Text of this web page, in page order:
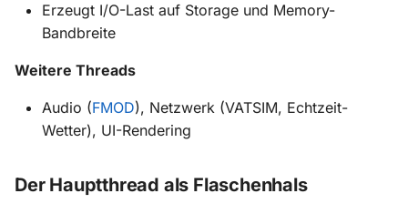
Erzeugt I/O-Last auf Storage und Memory-
Bandbreite
Weitere Threads
Audio (FMOD), Netzwerk (VATSIM, Echtzeit-
Wetter), UI-Rendering
Der Hauptthread als Flaschenhals